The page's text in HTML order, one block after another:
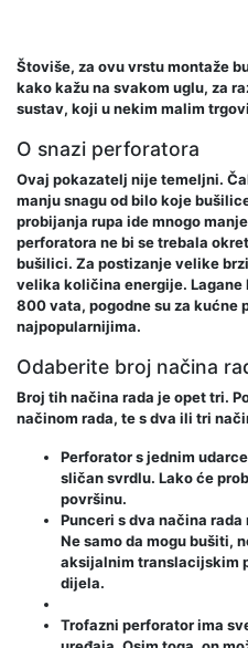
Štoviše, za ovu vrstu montaže
kako kažu na svakom uglu, za
sustav, koji u nekim malim
O snazi ​​perforatora
Ovaj pokazatelj nije temeljni.
manju snagu od bilo koje
probijanja rupa ide mnogo
perforatora ne bi se trebala
bušilici. Za postizanje velike
velika količina energije. Lagane
800 vata, pogodne su za kućne
najpopularnijima.
Odaberite broj načina
Broj tih načina rada je opet tri.
načinom rada, te s dva ili tri
Perforator s jednim
sličan svrdlu. Lako će
površinu.
Punceri s dva načina
Ne samo da mogu bušiti,
aksijalnim translacijskim
dijela.
Trofazni perforator ima